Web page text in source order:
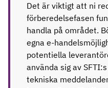
Det är viktigt att ni
förberedelsefasen
handla på området.
egna e-
potentiella
använda sig av
tekniska